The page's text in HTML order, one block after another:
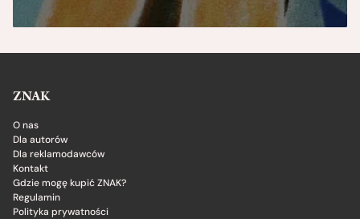
ZNAK
O nas
Dla autorów
Dla reklamodawców
Kontakt
Gdzie mogę kupić ZNAK?
Regulamin
Polityka prywatności